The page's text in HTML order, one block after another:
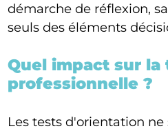
démarche de réflexion,
seuls des éléments
Quel impact sur la
professionnelle ?
Les tests d'orientation ne